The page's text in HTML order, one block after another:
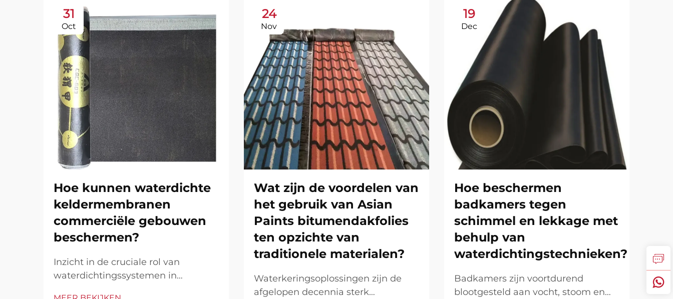
31
Oct
Hoe kunnen waterdichte
keldermembranen
commerciële gebouwen
beschermen?
Inzicht in de cruciale rol van
waterdichtingssystemen in
24
Nov
Wat zijn de voordelen van
het gebruik van Asian
Paints bitumendakfolies
ten opzichte van
traditionele materialen?
Waterkeringsoplossingen zijn de
afgelopen decennia sterk
19
Dec
Hoe beschermen
badkamers tegen
schimmel en lekkage met
behulp van
waterdichtingstechnieken?
Badkamers zijn voortdurend
blootgesteld aan vocht, stoom en